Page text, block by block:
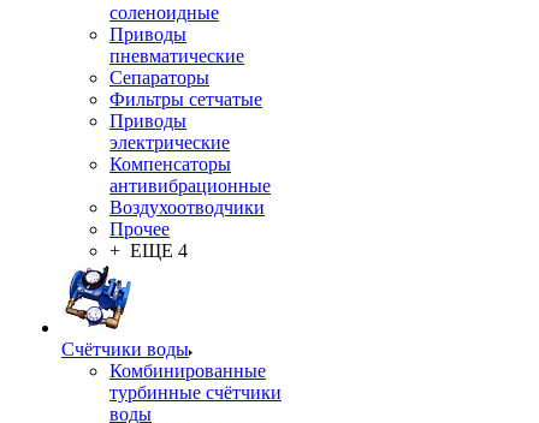
соленоидные
Приводы
пневматические
Сепараторы
Фильтры сетчатые
Приводы
электрические
Компенсаторы
антивибрационные
Воздухоотводчики
Прочее
+ ЕЩЕ 4
Счётчики воды
Комбинированные
турбинные счётчики
воды